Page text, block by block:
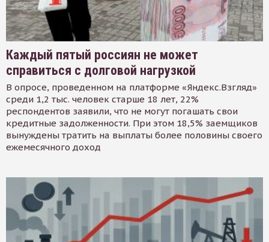
Каждый пятый россиян не может
справиться с долговой нагрузкой
В опросе, проведенном на платформе «Яндекс.Взгляд»
среди 1,2 тыс. человек старше 18 лет, 22%
респондентов заявили, что не могут погашать свои
кредитные задолженности. При этом 18,5% заемщиков
вынуждены тратить на выплаты более половины своего
ежемесячного доход